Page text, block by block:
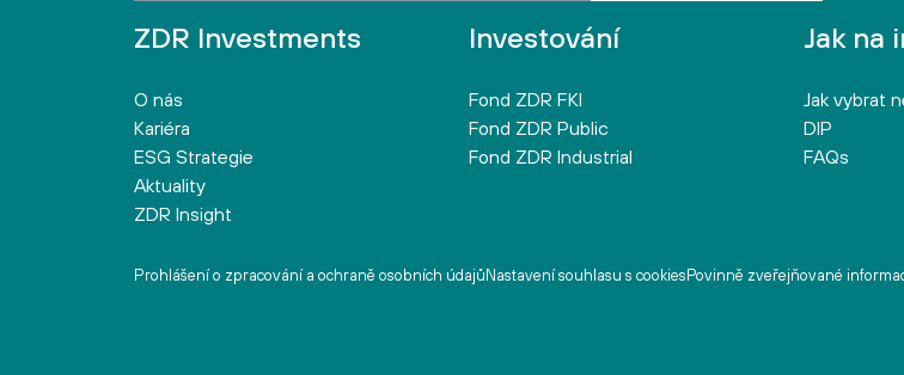
ZDR Investments
O nás
Kariéra
ESG Strategie
Aktuality
ZDR Insight
Investování
Fond ZDR FKI
Fond ZDR Public
Fond ZDR Industrial
Jak na
Jak vybrat
DIP
FAQs
Prohlášení o zpracování a ochraně osobních údajůNastavení souhlasu s cookiesPovinně zveřejňované